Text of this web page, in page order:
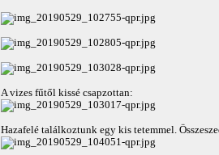
A vizes fűtől kissé csapzottan:
Hazafelé találkoztunk egy kis tetemmel.